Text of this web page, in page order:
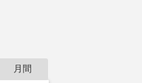
月間